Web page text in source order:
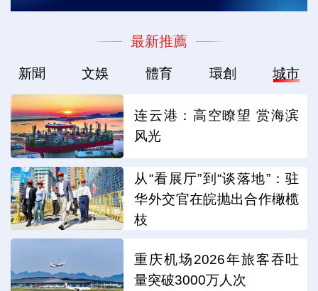
最新推薦
新聞 文娛 體育 環創 城市
连云港：高空瞭望 赏海滨
风光
从“看展厅”到“谈落地”：驻
华外交官在皖抛出合作橄榄
枝
重庆机场2026年旅客吞吐
量突破3000万人次